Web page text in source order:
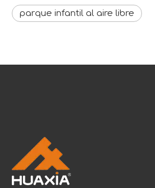
parque infantil al aire libre